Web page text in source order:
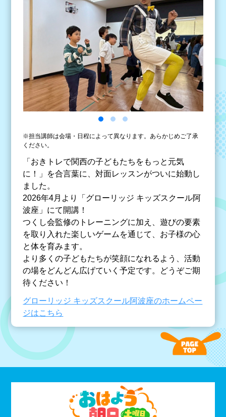
※担当講師は会場・日程によって異なります。あらかじめご了承
ください。
「おきトレで関西の子どもたちをもっと元気
に！」を合言葉に、対面レッスンがついに始動し
ました。
2026年4月より「グローリッジ キッズスクール阿
波座」にて開講！
つくし会監修のトレーニングに加え、遊びの要素
を取り入れた楽しいゲームを通じて、お子様の心
と体を育みます。
より多くの子どもたちが笑顔になれるよう、活動
の場をどんどん広げていく予定です。どうぞご期
待ください！
グローリッジ キッズスクール阿波座のホームペー
ジはこちら